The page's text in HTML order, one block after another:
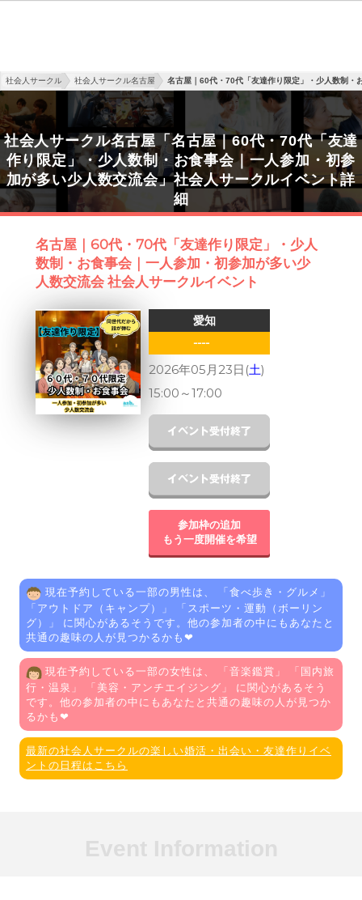
社会人サークル 社会人サークル名古屋 名古屋｜60代・70代「友達作り限定」・少人数制・
社会人サークル名古屋「名古屋｜60代・70代「友達
作り限定」・少人数制・お食事会｜一人参加・初参
加が多い少人数交流会」社会人サークルイベント詳
細
名古屋｜60代・70代「友達作り限定」・少人
数制・お食事会｜一人参加・初参加が多い少
人数交流会 社会人サークルイベント
愛知
----
2026年05月23日(土)
15:00 ～17:00
参加枠の追加
もう一度開催を希望
現在予約している一部の男性は、 「 食べ歩き・グルメ 」
「アウトドア（キャンプ） 」 「スポーツ・運動（ボーリン
グ）
」 に関心があるそうです。他の参加者の中にもあなたと
共通の趣味の人が見つかるかも❤
現在予約している一部の女性は、 「 音楽鑑賞 」 「 国内旅
行・温泉 」 「美容・アンチエイジング 」 に関心があるそう
です。他の参加者の中にもあなたと共通の趣味の人が見つか
るかも❤
最新の社会人サークルの楽しい婚活・出会い・友達作りイベ
ントの日程はこちら